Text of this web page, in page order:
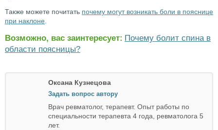
Также можете почитать почему могут возникать боли в пояснице
при наклоне
Возможно, вас заинтересует: Почему болит спина в
области поясницы?
Оксана Кузнецова
Задать вопрос автору
Врач ревматолог, терапевт. Опыт работы по
специальности терапевта 4 года, ревматолога 5
лет.